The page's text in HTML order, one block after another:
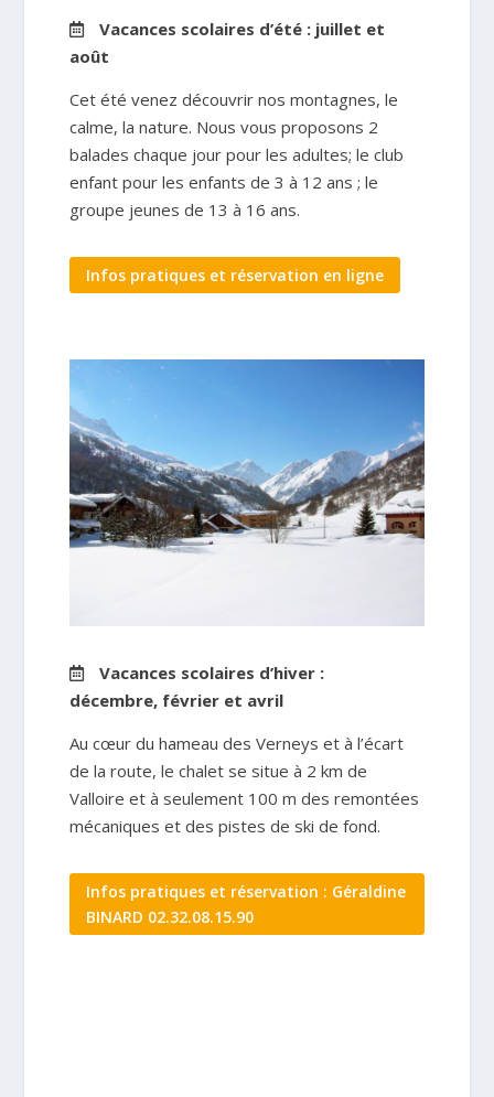
Vacances scolaires d’été : juillet et
août
Cet été venez découvrir nos montagnes, le
calme, la nature. Nous vous proposons 2
balades chaque jour pour les adultes; le club
enfant pour les enfants de 3 à 12 ans ; le
groupe jeunes de 13 à 16 ans.
Infos pratiques et réservation en ligne
Vacances scolaires d’hiver :
décembre, février et avril
Au cœur du hameau des Verneys et à l’écart
de la route, le chalet se situe à 2 km de
Valloire et à seulement 100 m des remontées
mécaniques et des pistes de ski de fond.
Infos pratiques et réservation : Géraldine
BINARD 02.32.08.15.90